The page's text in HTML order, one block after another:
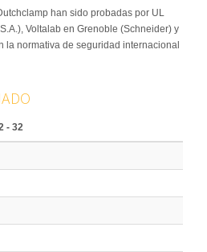
han sido probadas por UL
Voltalab en Grenoble (Schneider) y
la normativa de seguridad internacional
- 32